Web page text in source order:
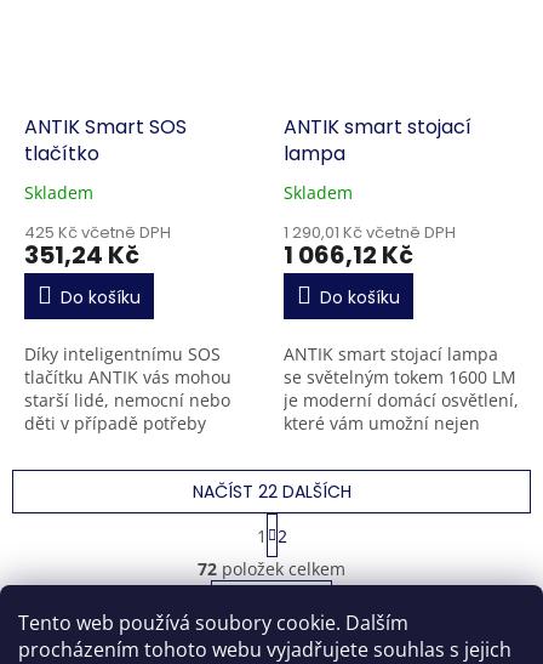
Tento web používá soubory cookie. Dalším
procházením tohoto webu vyjadřujete souhlas s jejich
ANTIK Smart SOS
tlačítko
Skladem
425 Kč včetně DPH
351,24 Kč
Do košíku
Díky inteligentnímu SOS
tlačítku ANTIK vás mohou
starší lidé, nemocní nebo
děti v případě potřeby
Toto tlačítko slouží k
pohotovému kontaktu
nebo...
ANTIK smart stojací
lampa
Skladem
1 290,01 Kč včetně DPH
1 066,12 Kč
Do košíku
ANTIK smart stojací lampa
se světelným tokem 1600 LM
je moderní domácí osvětlení,
které vám umožní nejen
pomocí mobilního telefonu,
ale také jednoduše...
O
v
á
d
NAČÍST 22 DALŠÍCH
S
t
r
á
k
o
1
2
72 položek celkem